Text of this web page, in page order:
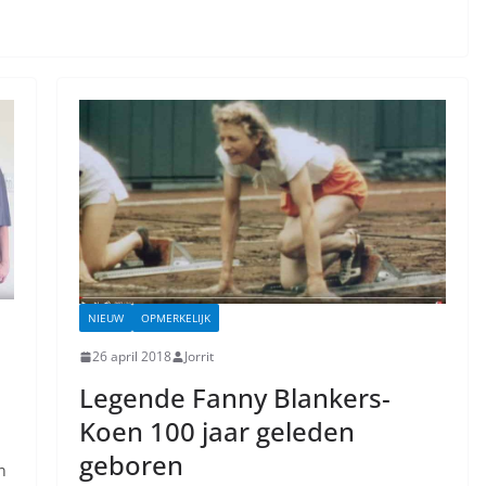
NIEUW OPMERKELIJK
26 april 2018 Jorrit
Legende Fanny Blankers-
Koen 100 jaar geleden
geboren